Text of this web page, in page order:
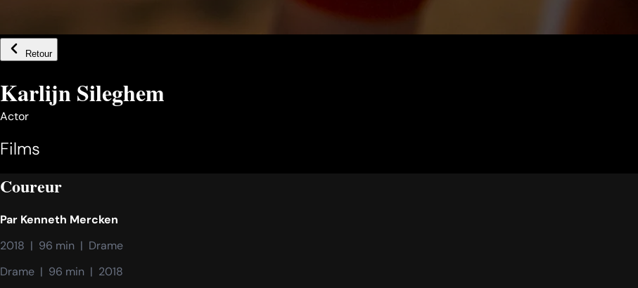
Retour
Karlijn Sileghem
Actor
Films
Coureur
Par Kenneth Mercken
2018  |  96 min  |  Drame
Drame  |  96 min  |  2018